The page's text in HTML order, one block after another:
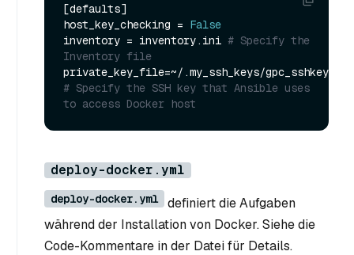
[defaults]
host_key_checking = False
inventory = inventory.ini # Specify the
Inventory file
# Specify the SSH key that Ansible uses
to access Docker host
deploy-docker.yml
deploy-docker.yml
definiert die Aufgaben
während der Installation von Docker. Siehe die
Code-Kommentare in der Datei für Details.